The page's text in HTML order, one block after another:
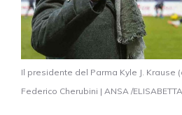
Il presidente del Parma Kyle J. Krause
Federico Cherubini | ANSA /